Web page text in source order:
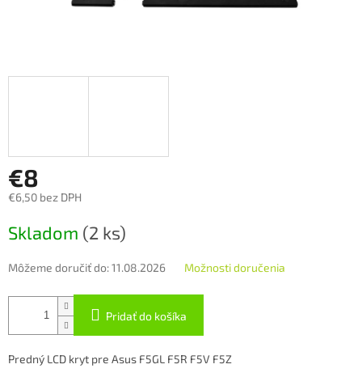
€8
€6,50 bez DPH
cena:
Skladom (2 ks)
Môžeme doručiť do:11.08.2026 Možnosti doručenia
Pridať do košíka
Predný LCD kryt pre Asus F5GL F5R F5V F5Z